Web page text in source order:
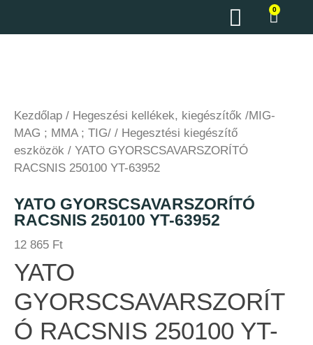
0
Kezdőlap / Hegeszési kellékek, kiegészítők /MIG-
MAG ; MMA ; TIG/ / Hegesztési kiegészítő
eszközök / YATO GYORSCSAVARSZORÍTÓ
RACSNIS 250100 YT-63952
YATO GYORSCSAVARSZORÍTÓ
RACSNIS 250100 YT-63952
12 865 Ft
YATO
GYORSCSAVARSZORÍT
Ó RACSNIS 250100 YT-